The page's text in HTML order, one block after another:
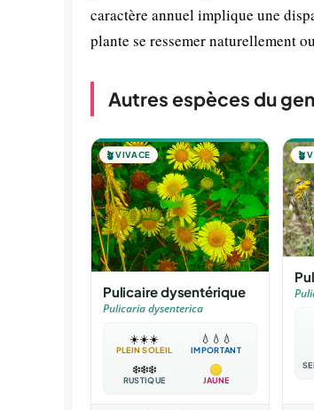
caractère annuel implique une
plante se ressemer naturellement
Autres espèces du
🪴VIVACE
Pulicaire dysentérique
Pulicaria dysenterica
☀️☀️☀️
PLEIN SOLEIL
💧 💧 💧
IMPORTANT
❄️❄️❄️
RUSTIQUE JAUNE
🪴